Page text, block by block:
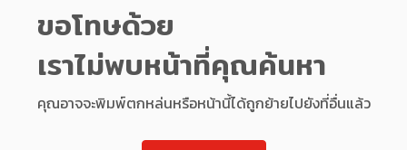
ขอโทษด้วย
เราไม่พบหน้าที่คุณค้นหา
คุณอาจจะพิมพ์ตกหล่นหรือหน้านี้ได้ถูกย้ายไปยังที่อื่นแล้ว